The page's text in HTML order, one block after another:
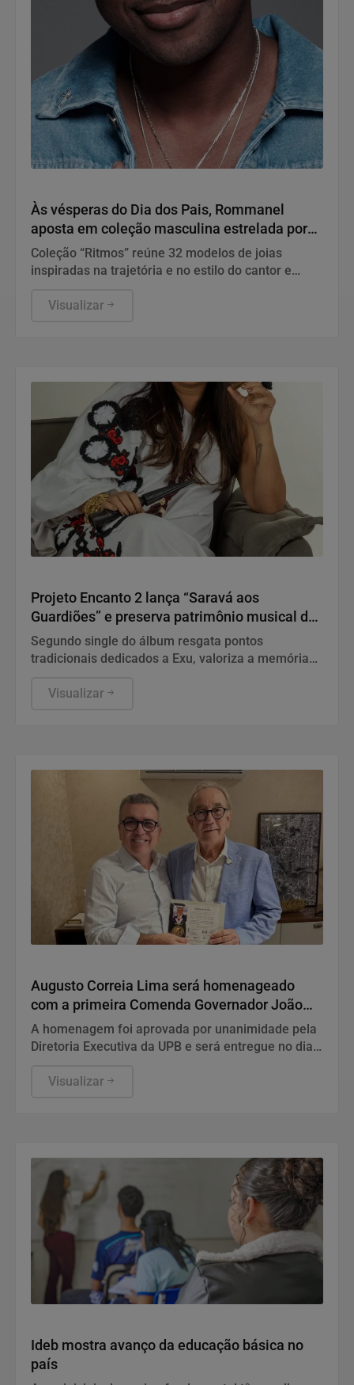
Às vésperas do Dia dos Pais, Rommanel
aposta em coleção masculina estrelada por
Thiaguinho
Coleção “Ritmos” reúne 32 modelos de joias
inspiradas na trajetória e no estilo do cantor e
masculino
Visualizar
Projeto Encanto 2 lança “Saravá aos
Guardiões” e preserva patrimônio musical da
Umbanda em novo registro profissional
Segundo single do álbum resgata pontos
tradicionais dedicados a Exu, valoriza a memória
uma live especial sobre a entidade no dia 7 de
Visualizar
Augusto Correia Lima será homenageado
com a primeira Comenda Governador João
Durval Carneiro da UPB
A homenagem foi aprovada por unanimidade pela
Diretoria Executiva da UPB e será entregue no dia
Salvador
Visualizar
Ideb mostra avanço da educação básica no
país